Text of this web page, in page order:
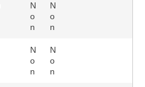
N
o
n
N
o
n
N
o
n
N
o
n